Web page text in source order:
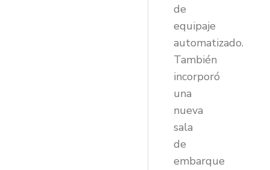
de
equipaje
automatizado.
También
incorporó
una
nueva
sala
de
embarque